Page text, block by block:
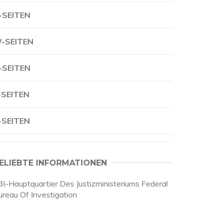
SEITEN
INFORMATIONEN
Hauptquartier Des Justizministeriums Federal
Of Investigation